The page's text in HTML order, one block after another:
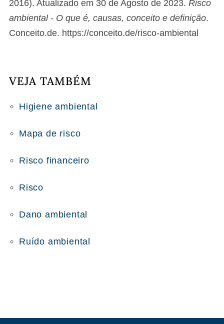
2016). Atualizado em 30 de Agosto de 2023. Risco
ambiental - O que é, causas, conceito e definição.
Conceito.de. https://conceito.de/risco-ambiental
VEJA TAMBÉM
Higiene ambiental
Mapa de risco
Risco financeiro
Risco
Dano ambiental
Ruído ambiental